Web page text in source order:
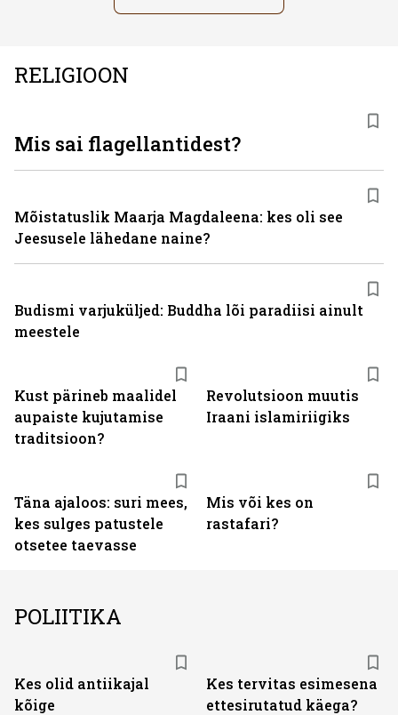
RELIGIOON
Kust pärineb maalidel
aupaiste kujutamise
traditsioon?
Revolutsioon muutis
Iraani islamiriigiks
Täna ajaloos: suri mees,
kes sulges patustele
otsetee taevasse
Mis või kes on
rastafari?
Mis sai flagellantidest?
Mõistatuslik Maarja Magdaleena: kes oli see
Jeesusele lähedane naine?
Budismi varjuküljed: Buddha lõi paradiisi ainult
meestele
POLIITIKA
Kes olid antiikajal
kõige
Kes tervitas esimesena
ettesirutatud käega?